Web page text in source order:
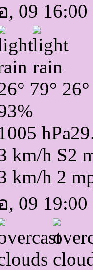
, 09 16:00
79° 26°
hPa
km/h S2
km/h 2
, 09 19:00